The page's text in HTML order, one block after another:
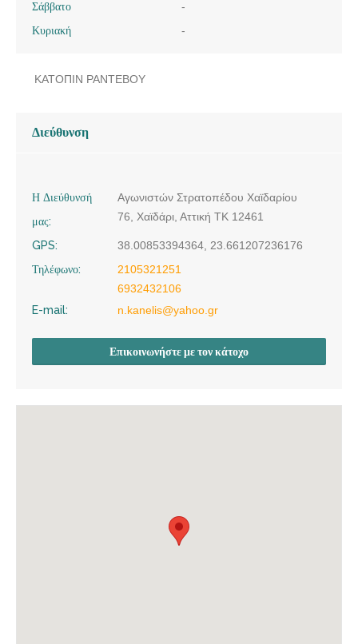
Σάββατο
-
Κυριακή
-
ΚΑΤΟΠΙΝ ΡΑΝΤΕΒΟΥ
Διεύθυνση
Η Διεύθυνσή
μας:
Αγωνιστών Στρατοπέδου Χαϊδαρίου
76, Χαϊδάρι, Αττική ΤΚ 12461
GPS:
38.00853394364, 23.661207236176
Τηλέφωνο:
2105321251
6932432106
E-mail:
n.kanelis@yahoo.gr
Επικοινωνήστε με τον κάτοχο